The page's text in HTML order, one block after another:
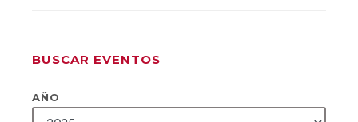
BUSCAR EVENTOS
AÑO